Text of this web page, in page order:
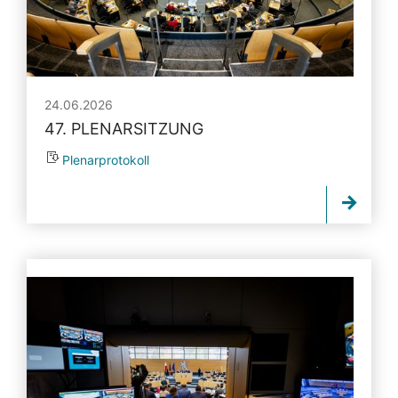
24.06.2026
47. PLENARSITZUNG
Plenarprotokoll